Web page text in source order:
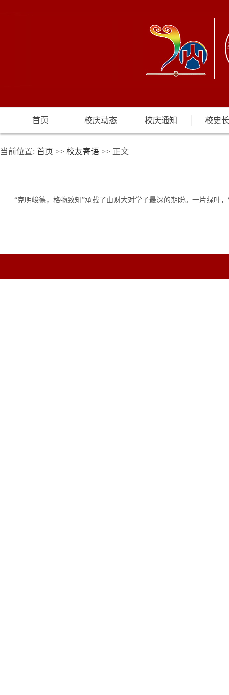
首页 校庆动态 校庆通知 校史
当前位置: 首页 >> 校友寄语 >> 正文
“克明峻德，格物致知”承载了山财大对学子最深的期盼。一片绿叶